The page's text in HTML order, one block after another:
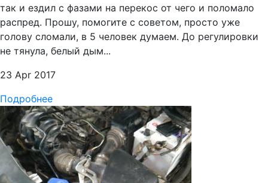
так и ездил с фазами на перекос от чего и поломало
распред. Прошу, помогите с советом, просто уже
голову сломали, в 5 человек думаем. До регулировки
не тянула, белый дым...
23 Apr 2017
Подробнее